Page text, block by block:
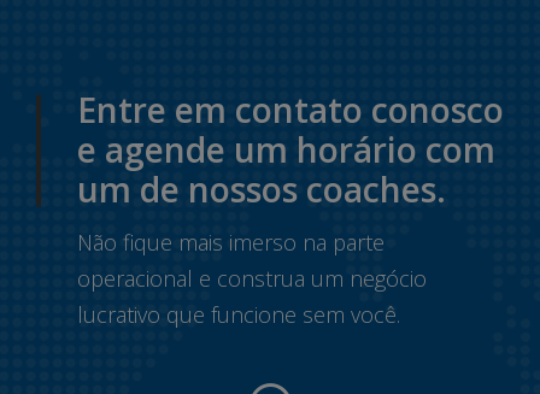
Entre em contato conosco
e agende um horário com
um de nossos coaches.
Não fique mais imerso na parte
operacional e construa um negócio
lucrativo que funcione sem você.